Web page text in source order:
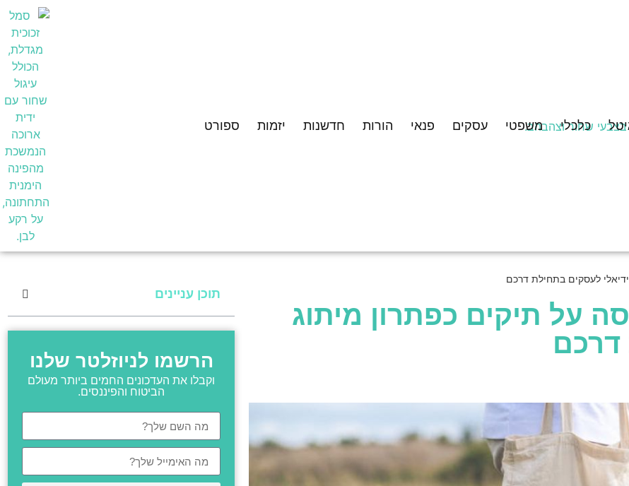
כלכלי משפטי עסקים פנאי הורות חדשנות יזמות ספורט
לעסקים בתחילת דרכם
על תיקים כפתרון מיתוג
דרכם
תוכן עניינים
הרשמו לניוזלטר שלנו
וקבלו את העדכונים החמים ביותר מעולם
הביטוח והפיננסים.